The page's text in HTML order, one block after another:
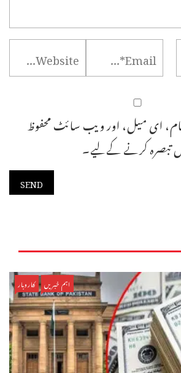
ای میل، اور ویب سائٹ محفوظ
تبصرہ کرنے کےلیے۔
اہم خبریں کاروبار